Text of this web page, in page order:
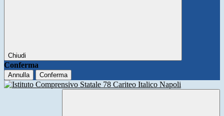
Chiudi
Conferma
Annulla Conferma